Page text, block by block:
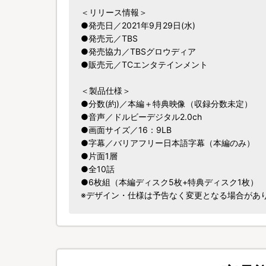
＜リリース情報＞
●発売日／2021年9月29日(水)
●発売元／TBS
●発売協力／TBSグロウディア
●販売元／TCエンタテインメント
＜製品仕様＞
●分数(約)／本編＋特典映像（収録分数未定）
●音声／ドルビーデジタル2.0ch
●画面サイズ／16：9LB
●字幕／バリアフリー日本語字幕（本編のみ）
●片面1層
●全10話
●6枚組（本編ディスク5枚+特典ディスク1枚）
※デザイン・仕様は予告なく変更となる場合があ